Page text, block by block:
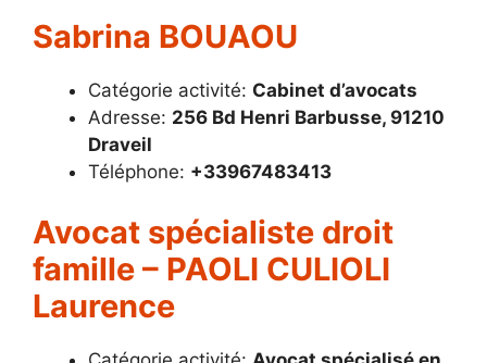
Sabrina BOUAOU
Catégorie activité: Cabinet d’avocats
Adresse: 256 Bd Henri Barbusse, 91210
Draveil
Téléphone: +33967483413
Avocat spécialiste droit
famille – PAOLI CULIOLI
Laurence